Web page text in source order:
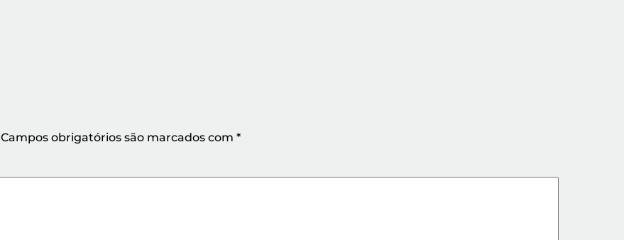
Campos obrigatórios são marcados com *